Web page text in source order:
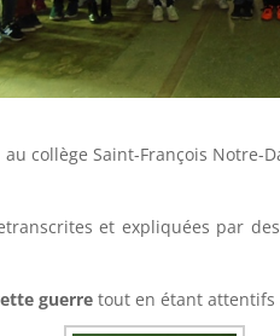
collège Saint-François
et expliquées par
guerre tout en étant attentifs